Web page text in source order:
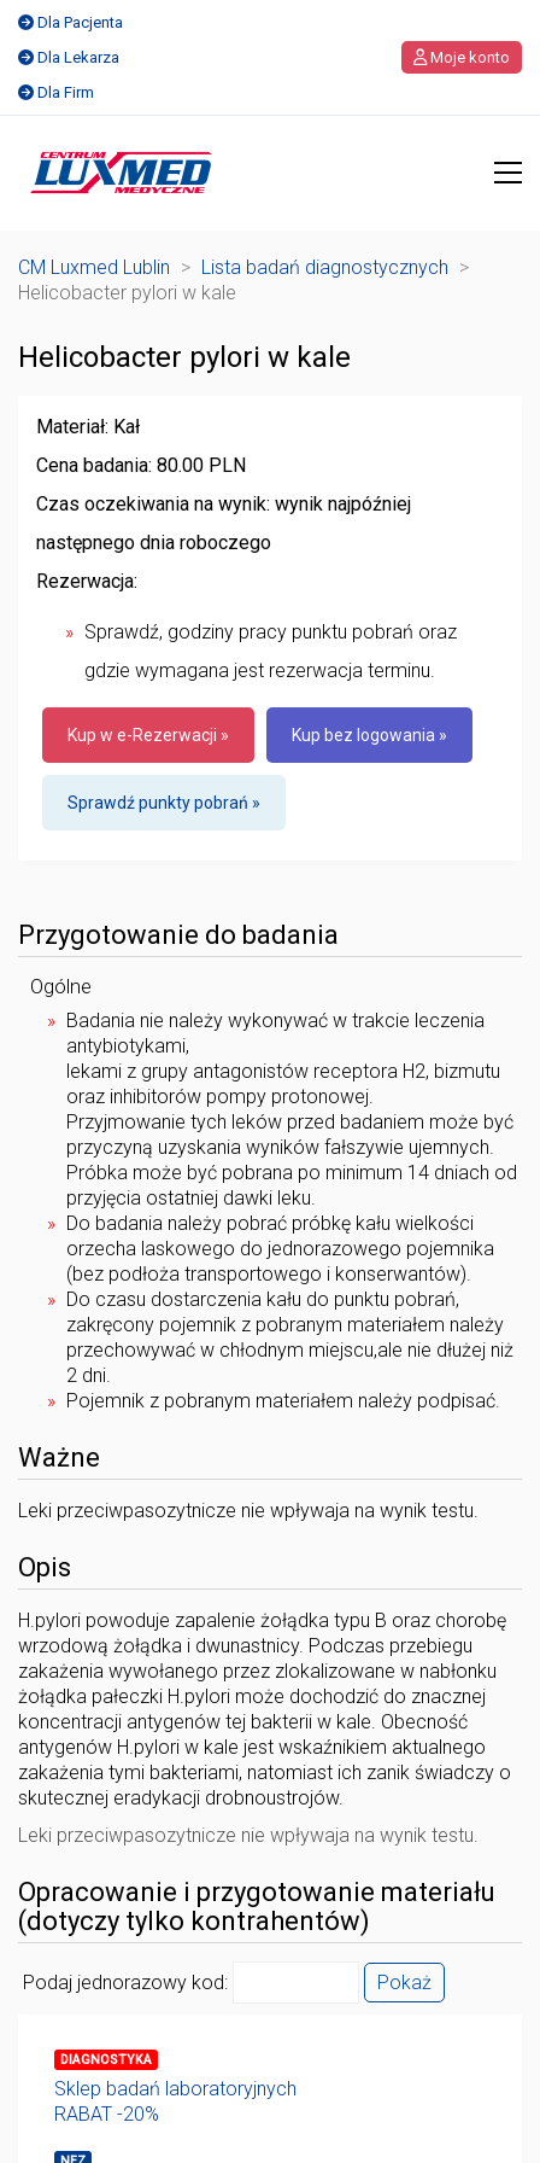
Dla Pacjenta
Dla Lekarza
Dla Firm
Moje konto
CM Luxmed Lublin > Lista badań diagnostycznych >
Helicobacter pylori w kale
Helicobacter pylori w kale
Materiał: Kał
Cena badania: 80.00 PLN
Czas oczekiwania na wynik: wynik najpóźniej
następnego dnia roboczego
Rezerwacja:
Sprawdź, godziny pracy punktu pobrań oraz
gdzie wymagana jest rezerwacja terminu.
Kup w e-Rezerwacji » Kup bez logowania »
Sprawdź punkty pobrań »
Przygotowanie do badania
Ogólne
Badania nie należy wykonywać w trakcie leczenia
antybiotykami,
lekami z grupy antagonistów receptora H2, bizmutu
oraz inhibitorów pompy protonowej.
Przyjmowanie tych leków przed badaniem może być
przyczyną uzyskania wyników fałszywie ujemnych.
Próbka może być pobrana po minimum 14 dniach od
przyjęcia ostatniej dawki leku.
Do badania należy pobrać próbkę kału wielkości
orzecha laskowego do jednorazowego pojemnika
(bez podłoża transportowego i konserwantów).
Do czasu dostarczenia kału do punktu pobrań,
zakręcony pojemnik z pobranym materiałem należy
przechowywać w chłodnym miejscu,ale nie dłużej niż
2 dni.
Pojemnik z pobranym materiałem należy podpisać.
Ważne
Leki przeciwpasozytnicze nie wpływaja na wynik testu.
Opis
H.pylori powoduje zapalenie żołądka typu B oraz chorobę
wrzodową żołądka i dwunastnicy. Podczas przebiegu
zakażenia wywołanego przez zlokalizowane w nabłonku
żołądka pałeczki H.pylori może dochodzić do znacznej
koncentracji antygenów tej bakterii w kale. Obecność
antygenów H.pylori w kale jest wskaźnikiem aktualnego
zakażenia tymi bakteriami, natomiast ich zanik świadczy o
skutecznej eradykacji drobnoustrojów.
Leki przeciwpasozytnicze nie wpływaja na wynik testu.
Opracowanie i przygotowanie materiału
(dotyczy tylko kontrahentów)
Podaj jednorazowy kod: Pokaż
DIAGNOSTYKA
Sklep badań laboratoryjnych
RABAT -20%